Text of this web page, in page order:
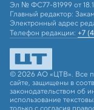
Эл № ФС77-81999 от
Главный редактор:
Электронный адрес
Телефон редакции: +7
© 2026 АО «ЦТВ». Все
сайте, защищены в
законодательством об
использование
только с согласия